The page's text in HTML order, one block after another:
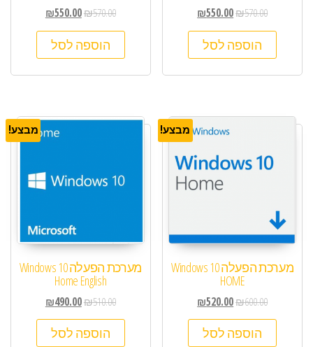
₪570.00
₪550.00
הוספה לסל
₪570.00
₪550.00
הוספה לסל
מבצע!
מערכת הפעלה Windows 10
HOME
₪600.00
₪520.00
הוספה לסל
מבצע!
מערכת הפעלה Windows 10
Home English
₪510.00
₪490.00
הוספה לסל